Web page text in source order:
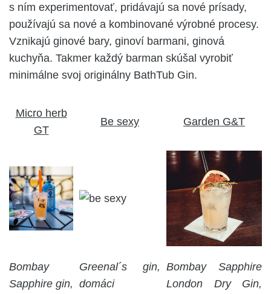
s ním experimentovať, pridávajú sa nové prísady,
používajú sa nové a kombinované výrobné procesy.
Vznikajú ginové bary, ginoví barmani, ginová
kuchyňa. Takmer každý barman skúšal vyrobiť
minimálne svoj originálny BathTub Gin.
Micro herb
GT
Be sexy Garden G&T
Bombay
Sapphire gin,
Greenal´s gin,
domáci
Bombay Sapphire
London Dry Gin,